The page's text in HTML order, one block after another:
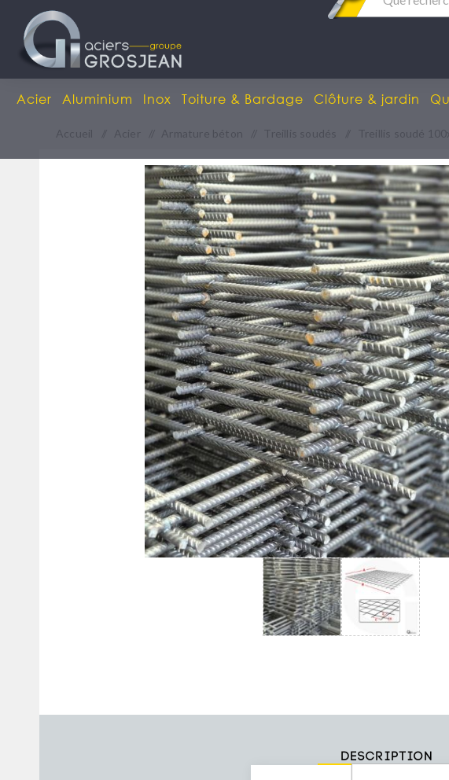
Acier Aluminium Inox Toiture & Bardage Clôture & jardin
Accueil Acier Armature béton Treillis soudés Treillis soudé
Description